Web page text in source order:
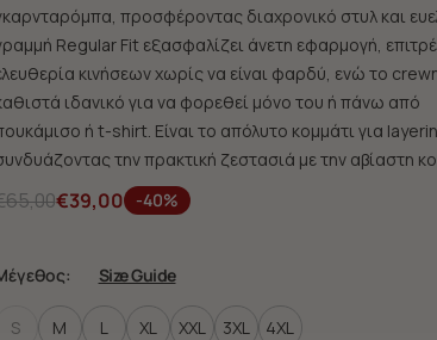
προσφέροντας διαχρονικό στυλ και
Regular Fit εξασφαλίζει άνετη εφαρμογή,
κινήσεων χωρίς να είναι φαρδύ, ενώ το
ιδανικό για να φορεθεί μόνο του ή πάνω από
ή t-shirt. Είναι το απόλυτο κομμάτι για
την πρακτική ζεστασιά με την αβίαστη
€39,00 -40%
Size Guide
S M L XL XXL 3XL 4XL